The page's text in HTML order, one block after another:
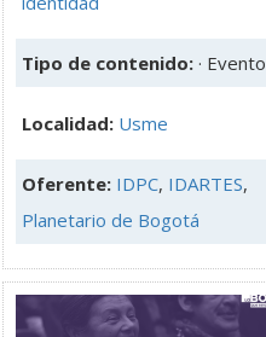
Tipo de contenido: · Evento
Localidad: Usme
Oferente: IDPC, IDARTES,
Planetario de Bogotá